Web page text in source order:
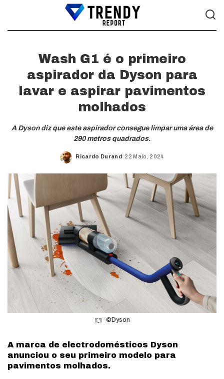
Wash G1 é o primeiro
aspirador da Dyson para
lavar e aspirar pavimentos
molhados
A Dyson diz que este aspirador consegue limpar uma área de
290 metros quadrados.
Posted
Ricardo Durand 22 Maio, 2024
©Dyson
A marca de electrodomésticos Dyson
anunciou o seu primeiro modelo para
pavimentos molhados.